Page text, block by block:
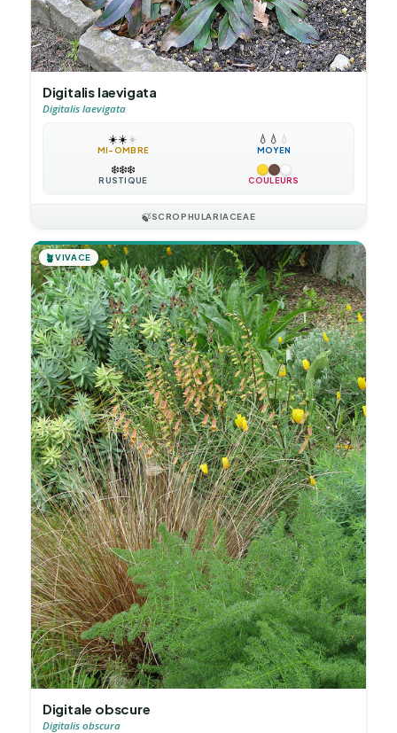
Digitalis laevigata
Digitalis laevigata
☀️☀️☀️
MI-OMBRE
💧 💧 💧
MOYEN
❄️❄️❄️
RUSTIQUE COULEURS
🍃SCROPHULARIACEAE
🪴VIVACE
Digitale obscure
Digitalis obscura